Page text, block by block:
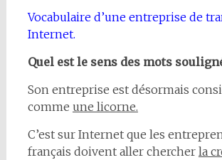
Vocabulaire d’une entreprise de
Internet.
Quel est le sens des mots
Son entreprise est désormais
comme une licorne.
C’est sur Internet que les
français doivent aller chercher la